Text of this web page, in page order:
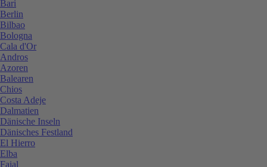
Bari
Berlin
Bilbao
Bologna
Cala d'Or
Andros
Azoren
Balearen
Chios
Costa Adeje
Dalmatien
Dänische Inseln
Dänisches Festland
El Hierro
Elba
Faial